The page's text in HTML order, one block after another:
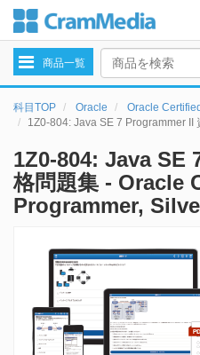
navigation
商品一覧
科目TOP Oracle
Oracle
1Z0-804: Java SE 7 Programmer II
1Z0-804: Java SE
格問題集 - Oracle
Programmer,